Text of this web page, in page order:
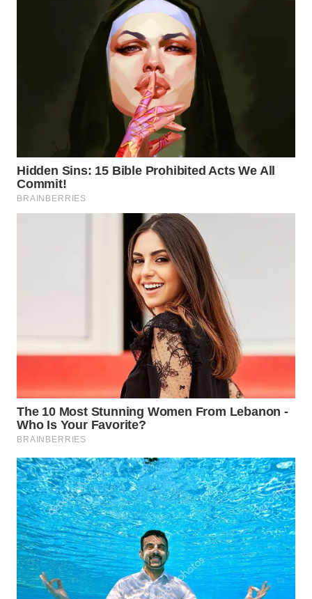
WN
TAPANULI
SELATAN
WN
SIMALUNGUN
LABUHANBATU
WN
TAPANULI
TENGAH
WN DELI
SERDANG
WN
TEBING
TINGGI